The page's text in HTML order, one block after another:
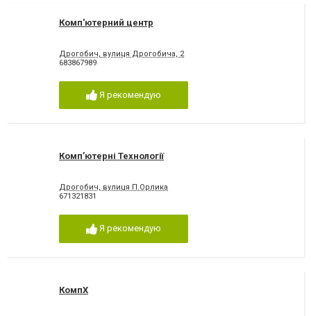
Комп'ютерний центр
Дрогобич, вулиця Дрогобича, 2
683867989
Я рекомендую
Комп’ютерні Технології
Дрогобич, вулиця П.Орлика
671321831
Я рекомендую
КомпХ